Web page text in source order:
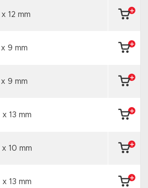
x 12 mm
x 9 mm
x 9 mm
x 13 mm
x 10 mm
x 13 mm